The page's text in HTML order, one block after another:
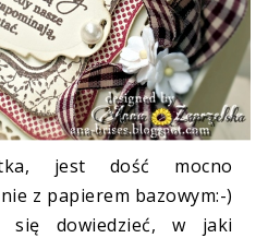
jest dość mocno
z papierem bazowym:-)
się dowiedzieć, w jaki